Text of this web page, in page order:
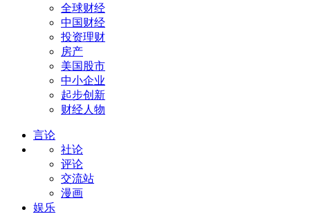
全球财经
中国财经
投资理财
房产
美国股市
中小企业
起步创新
财经人物
言论
社论
评论
交流站
漫画
娱乐